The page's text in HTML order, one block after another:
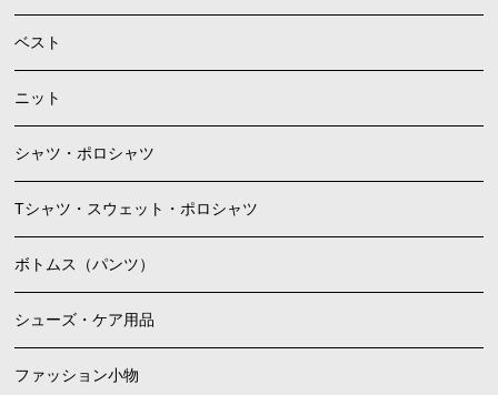
ベスト
ニット
シャツ・ポロシャツ
Tシャツ・スウェット・ポロシャツ
ボトムス（パンツ）
シューズ・ケア用品
ファッション小物